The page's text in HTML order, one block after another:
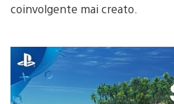
coinvolgente mai creato.